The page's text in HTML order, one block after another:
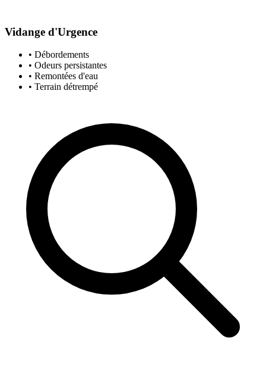
Vidange d'Urgence
• Débordements
• Odeurs persistantes
• Remontées d'eau
• Terrain détrempé